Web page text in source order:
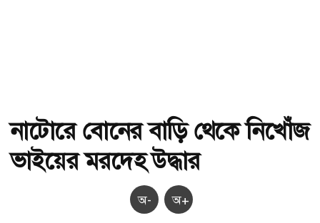
নাটোরে বোনের বাড়ি থেকে নিখোঁজ
ভাইয়ের মরদেহ উদ্ধার
অ- অ+